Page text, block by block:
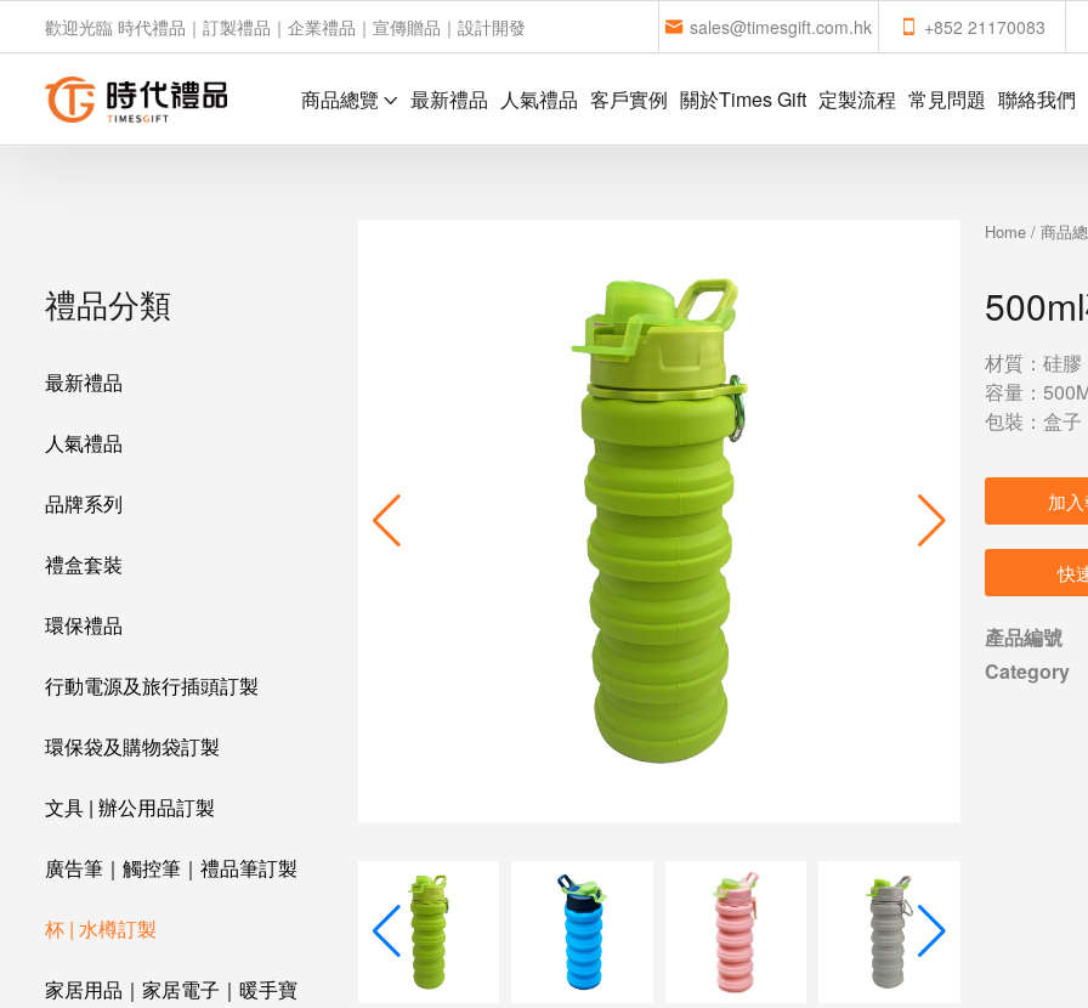
歡迎光臨 時代禮品｜訂製禮品｜企業禮品｜宣傳贈品｜設計開發 sales@timesgift.com.hk +852 21170083
商品總覽 最新禮品 人氣禮品 客戶實例 關於Times Gift 定製流程 常見問題 聯絡我們
禮品分類
最新禮品
人氣禮品
品牌系列
禮盒套裝
環保禮品
行動電源及旅行插頭訂製
環保袋及購物袋訂製
文具 | 辦公用品訂製
廣告筆｜觸控筆｜禮品筆訂製
杯 | 水樽訂製
家居用品｜家居電子｜暖手寶
Home /商品
材質：硅膠
容量：
包裝：盒子
加
快
產品編號
Category